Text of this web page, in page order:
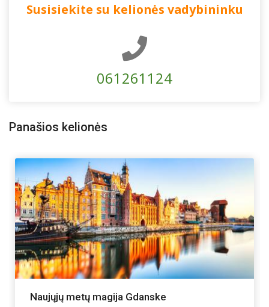
Susisiekite su kelionės vadybininku
061261124
Panašios kelionės
Naujųjų metų magija Gdanske